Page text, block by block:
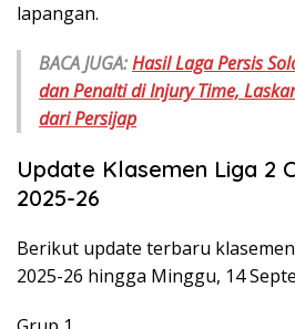
lapangan.
BACA JUGA:Hasil Laga Persis
dan Penalti di Injury Time,
dari Persijap
Update Klasemen Liga 2
2025-26
Berikut update terbaru
2025-26 hingga Minggu, 14